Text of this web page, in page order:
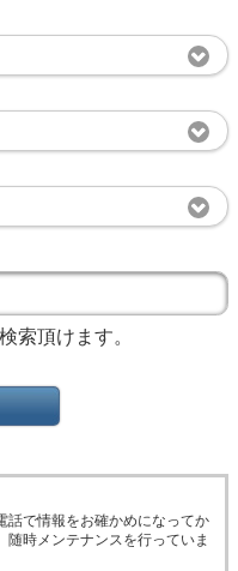
索頂けます。
話で情報をお確かめになってか
随時メンテナンスを行っていま